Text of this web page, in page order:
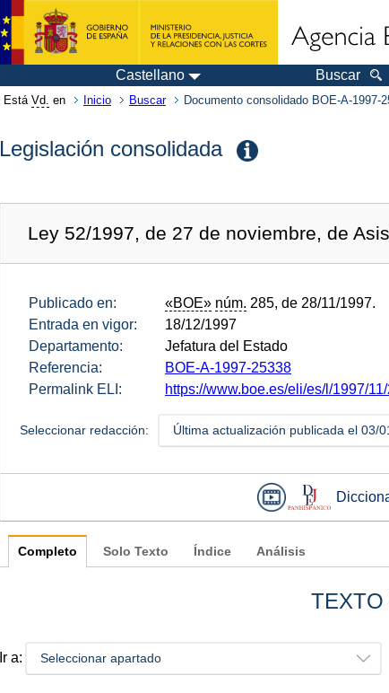
Castellano Buscar
Está Vd. en Inicio Buscar Documento consolidado BOE-A-1997-
Legislación consolidada
Ley 52/1997, de 27 de noviembre, de
Publicado en: «BOE» núm. 285, de 28/11/1997.
Entrada en vigor:
18/12/1997
Departamento:
Jefatura del Estado
Referencia:
BOE-A-1997-25338
Permalink ELI:
https://www.boe.es/eli/es/l/1997/
Seleccionar redacción: Última actualización publicada el 03/
Completo Solo Texto Índice Análisis
TEXTO
Ir a: Seleccionar apartado